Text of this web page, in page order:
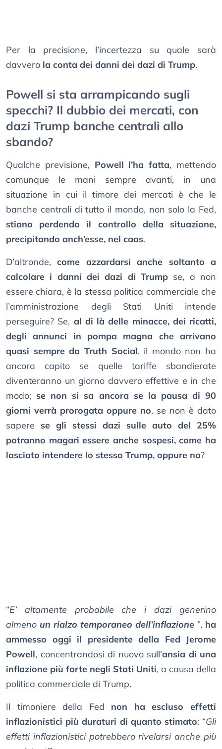
Per la precisione, l’incertezza su quale sarà
davvero la conta dei danni dei dazi di Trump.
Powell si sta arrampicando sugli
specchi? Il dubbio dei mercati, con
dazi Trump banche centrali allo
sbando?
Qualche previsione, Powell l’ha fatta, mettendo
comunque le mani sempre avanti, in una
situazione in cui il timore dei mercati è che le
banche centrali di tutto il mondo, non solo la Fed,
stiano perdendo il controllo della situazione,
precipitando anch’esse, nel caos.
D’altronde,come azzardarsi anche soltanto a
calcolare i danni dei dazi di Trump se, a non
essere chiara, è la stessa politica commerciale che
l’amministrazione degli Stati Uniti intende
perseguire? Se, al di là delle minacce, dei ricatti,
degli annunci in pompa magna che arrivano
quasi sempre da Truth Social, il mondo non ha
ancora capito se quelle tariffe sbandierate
diventeranno un giorno davvero effettive e in che
modo; se non si sa ancora se la pausa di 90
giorni verrà prorogata oppure no, se non è dato
sapere se gli stessi dazi sulle auto del 25%
potranno magari essere anche sospesi, come ha
lasciato intendere lo stesso Trump, oppure no?
“E’ altamente probabile che i dazi generino
almeno un rialzo temporaneo dell’inflazione ”, ha
ammesso oggi il presidente della Fed Jerome
Powell, concentrandosi di nuovo sull’ansia di una
inflazione più forte negli Stati Uniti, a causa della
politica commerciale di Trump.
Il timoniere della Fed non ha escluso effetti
inflazionistici più duraturi di quanto stimato: “Gli
effetti inflazionistici potrebbero rivelarsi anche più